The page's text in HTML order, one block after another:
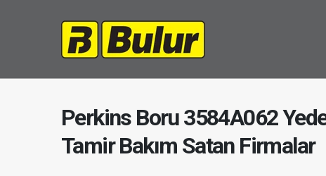
Perkins Boru 3584A062
Tamir Bakım Satan Firmalar